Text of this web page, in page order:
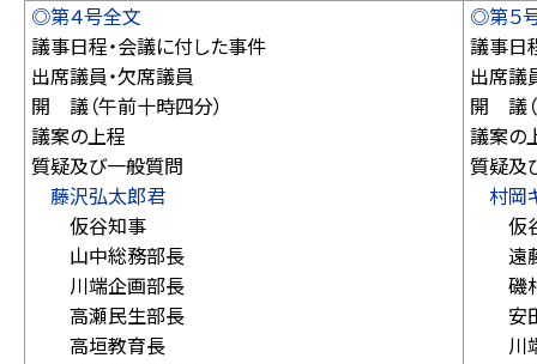
◎第４号全文
議事日程・会議に付した事件
出席議員・欠席議員
開 議（午前十時四分）
議案の上程
質疑及び一般質問
藤沢弘太郎君
仮谷知事
山中総務部長
川端企画部長
高瀬民生部長
高垣教育長
◎第５
議事日
出席議
開 議
議案の
質疑及
村岡
仮
遠藤
磯村
安田
川端